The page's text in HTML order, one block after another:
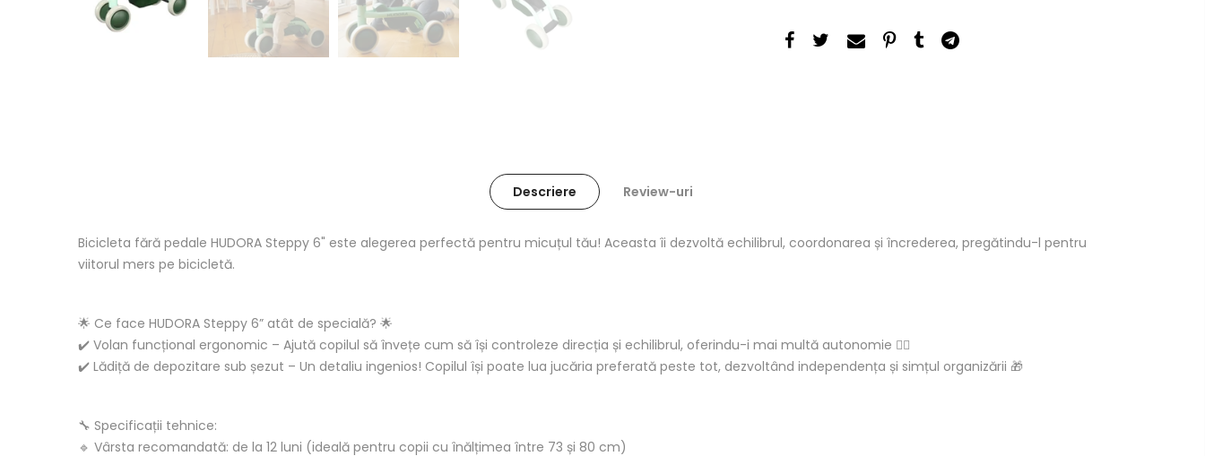
Descriere Review-uri
Bicicleta fără pedale HUDORA Steppy 6" este alegerea perfectă pentru micuțul tău! Aceasta îi dezvoltă echilibrul, coordonarea și încrederea, pregătindu-l pentru
viitorul mers pe bicicletă.
🌟 Ce face HUDORA Steppy 6” atât de specială? 🌟
✔️ Volan funcțional ergonomic – Ajută copilul să învețe cum să își controleze direcția și echilibrul, oferindu-i mai multă autonomie 🚴‍♂️
✔️ Lădiță de depozitare sub șezut – Un detaliu ingenios! Copilul își poate lua jucăria preferată peste tot, dezvoltând independența și simțul organizării 🎁
🔧 Specificații tehnice:
🔹 Vârsta recomandată: de la 12 luni (ideală pentru copii cu înălțimea între 73 și 80 cm)